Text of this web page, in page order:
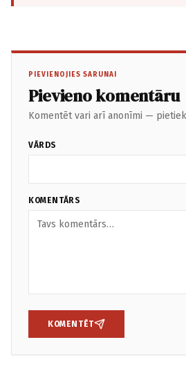
PIEVIENOJIES SARUNAI
Pievieno komentāru
Komentēt vari arī anonīmi —
VĀRDS
KOMENTĀRS
KOMENTĒT